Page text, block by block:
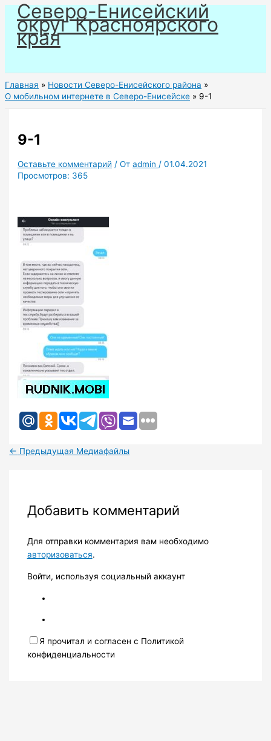
Перейти
содержимому
Северо-Енисейский
округ Красноярского
края
Главная
Новости Северо-Енисейского района
О мобильном интернете в Северо-Енисейске
9-1
9-1
Оставьте комментарий / Отadmin /01.04.2021
Просмотров: 365
← Предыдущая Медиафайлы
Добавить комментарий
Для отправки комментария вам необходимо
авторизоваться.
Войти, используя социальный аккаунт
Я прочитал и согласен с Политикой
конфиденциальности